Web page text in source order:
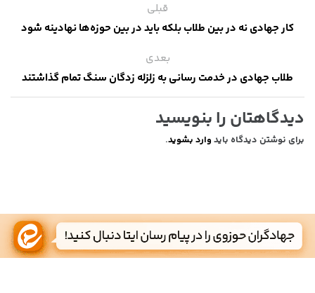
قبلی
کار جهادی نه در بین طلاب بلکه باید در بین حوزه‌ها نهادینه شود
بعدی
طلاب جهادی در خدمت رسانی به زلزله زدگان سنگ تمام گذاشتند
دیدگاهتان را بنویسید
برای نوشتن دیدگاه باید وارد بشوید.